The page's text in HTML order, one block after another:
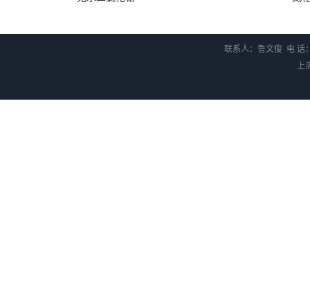
联系人：鲁文俊 电 话
上